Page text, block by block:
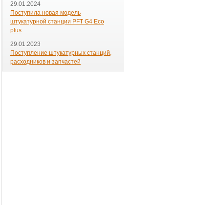
29.01.2024
Поступила новая модель
штукатурной станции PFT G4 Eco
plus
29.01.2023
Поступление штукатурных станций,
расходников и запчастей